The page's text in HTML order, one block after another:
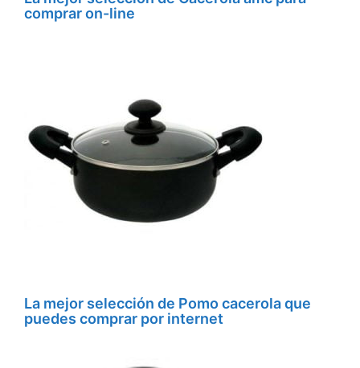
comprar on-line
La mejor selección de Pomo cacerola que
puedes comprar por internet